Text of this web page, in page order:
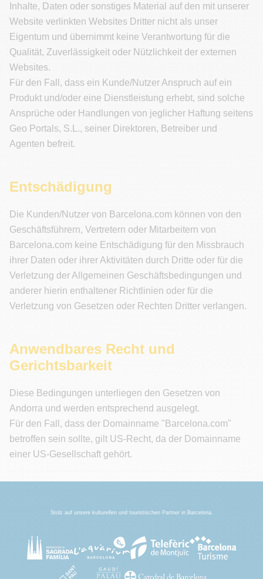
Inhalte, Daten oder sonstiges Material auf den mit unserer
Website verlinkten Websites Dritter nicht als unser
Eigentum und übernimmt keine Verantwortung für die
Qualität, Zuverlässigkeit oder Nützlichkeit der externen
Websites.
Für den Fall, dass ein Kunde/Nutzer Anspruch auf ein
Produkt und/oder eine Dienstleistung erhebt, sind solche
Ansprüche oder Handlungen von jeglicher Haftung seitens
Geo Portals, S.L., seiner Direktoren, Betreiber und
Agenten befreit.
Entschädigung
Die Kunden/Nutzer von Barcelona.com können von den
Geschäftsführern, Vertretern oder Mitarbeitern von
Barcelona.com keine Entschädigung für den Missbrauch
ihrer Daten oder ihrer Aktivitäten durch Dritte oder für die
Verletzung der Allgemeinen Geschäftsbedingungen und
anderer hierin enthaltener Richtlinien oder für die
Verletzung von Gesetzen oder Rechten Dritter verlangen.
Anwendbares Recht und
Gerichtsbarkeit
Diese Bedingungen unterliegen den Gesetzen von
Andorra und werden entsprechend ausgelegt.
Für den Fall, dass der Domainname "Barcelona.com"
betroffen sein sollte, gilt US-Recht, da der Domainname
einer US-Gesellschaft gehört.
Stolz auf unsere kulturellen und touristischen Partner in Barcelona.